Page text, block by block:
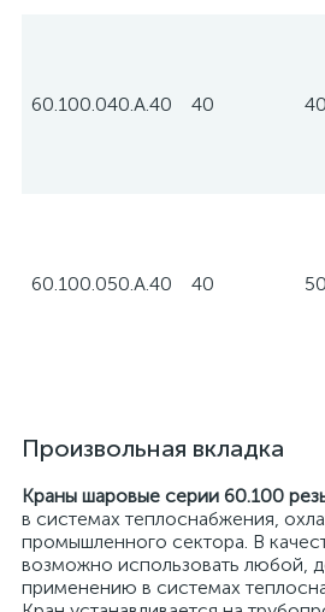
60.100.040.А.40 40 40
60.100.050.А.40 40 50
Произвольная вкладка
Краны шаровые серии 60.100
в системах теплоснабжения,
промышленного сектора. В
возможно использовать любой,
применению в системах